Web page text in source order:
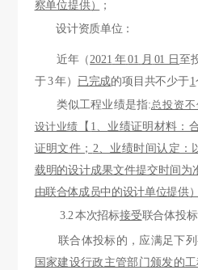
察单位提供）
；
设计资质单位：
近年（ 2021 年01 月 01 日至
于3年） 已完成的项目共不少于1
类似工程业绩是指:总投资
设计业绩 【 1、 业绩证明材料：
证明文件； 2、业绩时间认定：
载明的设计成果文件提交时间为
由联合体成员中的设计单位提供）
3.2 本次招标接受联合体投标
联合体投标的，应满足下
国家建设行政主管部门颁发的